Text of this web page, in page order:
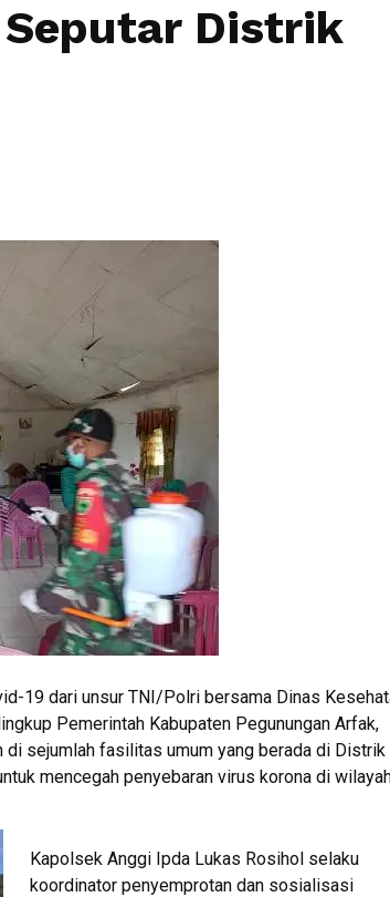
Distrik
19 dari unsur TNI/Polri bersama Dinas
Pemerintah Kabupaten Pegunungan Arfak,
sejumlah fasilitas umum yang berada di Distrik
mencegah penyebaran virus korona di
Kapolsek Anggi Ipda Lukas Rosihol selaku
koordinator penyemprotan dan sosialisasi